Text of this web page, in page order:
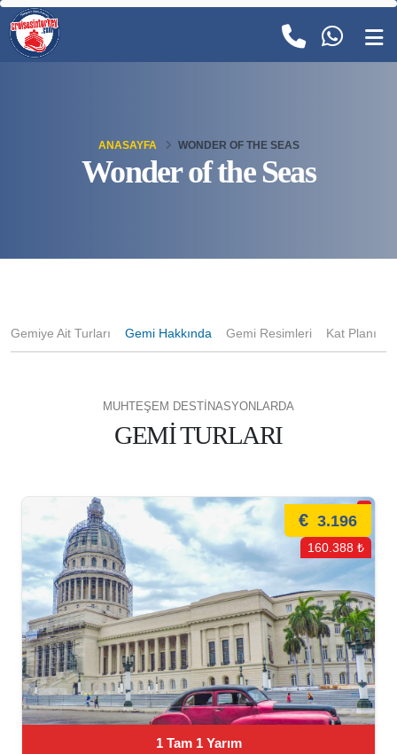
Wonder of the Seas
ANASAYFA WONDER OF THE SEAS
Gemiye Ait Turları Gemi Hakkında Gemi Resimleri Kat Planı
MUHTEŞEM DESTİNASYONLARDA
GEMİ TURLARI
1 Tam 1 Yarım
€ 3.196
160.388 ₺